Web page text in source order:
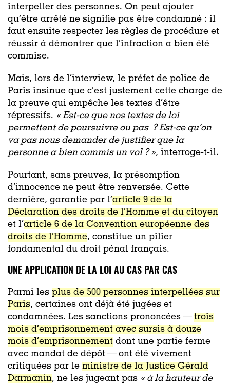
interpeller des personnes. On peut ajouter
qu’être arrêté ne signifie pas être condamné : il
faut ensuite respecter les règles de procédure et
réussir à démontrer que l’infraction a bien été
commise.
Mais, lors de l’interview, le préfet de police de
Paris insinue que c’est justement cette charge de
la preuve qui empêche les textes d’être
répressifs. « Est-ce que nos textes de loi
permettent de poursuivre ou pas ? Est-ce qu’on
va pas nous demander de justifier que la
personne a bien commis un vol ? », interroge-t-il.
Pourtant, sans preuves, la présomption
d’innocence ne peut être renversée. Cette
dernière, garantie par l’article 9 de la
Déclaration des droits de l’Homme et du citoyen
et l’article 6 de la Convention européenne des
droits de l’Homme, constitue un pilier
fondamental du droit pénal français.
UNE APPLICATION DE LA LOI AU CAS PAR CAS
Parmi les plus de 500 personnes interpellées sur
Paris, certaines ont déjà été jugées et
condamnées. Les sanctions prononcées — trois
mois d’emprisonnement avec sursis à douze
mois d’emprisonnement dont une partie ferme
avec mandat de dépôt — ont été vivement
critiquées par le ministre de la Justice Gérald
Darmanin, ne les jugeant pas « à la hauteur de